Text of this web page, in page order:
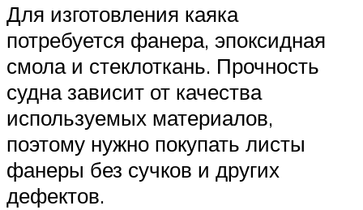
Для изготовления каяка
потребуется фанера, эпоксидная
смола и стеклоткань. Прочность
судна зависит от качества
используемых материалов,
поэтому нужно покупать листы
фанеры без сучков и других
дефектов.